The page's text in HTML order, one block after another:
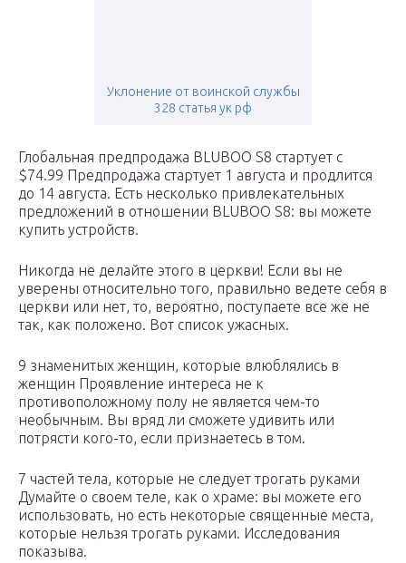
Уклонение от воинской службы
328 статья ук рф
Глобальная предпродажа BLUBOO S8 стартует с
$74.99 Предпродажа стартует 1 августа и продлится
до 14 августа. Есть несколько привлекательных
предложений в отношении BLUBOO S8: вы можете
купить устройств.
Никогда не делайте этого в церкви! Если вы не
уверены относительно того, правильно ведете себя в
церкви или нет, то, вероятно, поступаете все же не
так, как положено. Вот список ужасных.
9 знаменитых женщин, которые влюблялись в
женщин Проявление интереса не к
противоположному полу не является чем-то
необычным. Вы вряд ли сможете удивить или
потрясти кого-то, если признаетесь в том.
7 частей тела, которые не следует трогать руками
Думайте о своем теле, как о храме: вы можете его
использовать, но есть некоторые священные места,
которые нельзя трогать руками. Исследования
показыва.